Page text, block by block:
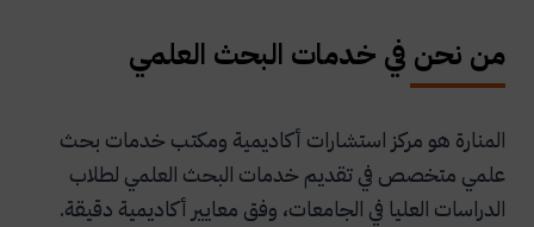
من نحن في خدمات البحث العلمي
المنارة هو مركز استشارات أكاديمية ومكتب خدمات بحث
علمي متخصص في تقديم خدمات البحث العلمي لطلاب
الدراسات العليا في الجامعات، وفق معايير أكاديمية دقيقة.